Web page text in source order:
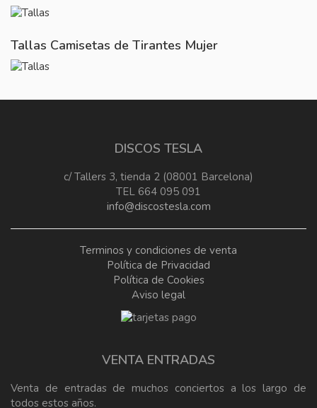
Tallas Camisetas de Tirantes Mujer
DISCOS TESLA
c/ Tallers 3, tienda 2 (08001 Barcelona)
TEL 664 095 091
info@discostesla.com
Terminos y condiciones de venta
Política de Privacidad
Política de Cookies
Aviso legal
VENTA ENTRADAS
Venta de entradas de muchos conciertos a los largo de
todos estos años.